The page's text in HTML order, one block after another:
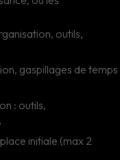
outils,
gaspillages de temps
: outils,
initiale (max 2